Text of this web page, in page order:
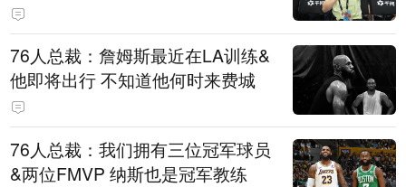
76人总裁：詹姆斯最近在LA训练&
他即将出行 不知道他何时来费城
76人总裁：我们拥有三位冠军球员
&两位FMVP 纳斯也是冠军教练